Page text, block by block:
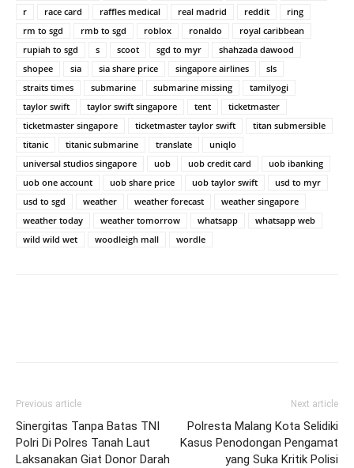
r race card raffles medical real madrid reddit
ring
rm to sgd
rmb to sgd roblox ronaldo
royal caribbean
rupiah to sgd
s scoot sgd to myr
shahzada dawood
shopee
sia sia share price singapore airlines
sls
straits times
submarine submarine missing
tamilyogi
taylor swift
taylor swift singapore tent
ticketmaster
ticketmaster singapore
ticketmaster taylor swift
titan submersible
titanic
titanic submarine translate
uniqlo
universal studios singapore
uob uob credit card
uob ibanking
uob one account
uob share price uob taylor swift
usd to myr
usd to sgd
weather weather forecast
weather singapore
weather today
weather tomorrow whatsapp
whatsapp web
wild wild wet
woodleigh mall wordle
Previous article
Sinergitas Tanpa Batas TNI
Polri Di Polres Tanah Laut
Laksanakan Giat Donor Darah
Next article
Polresta Malang Kota Selidiki
Kasus Penodongan Pengamat
yang Suka Kritik Polisi